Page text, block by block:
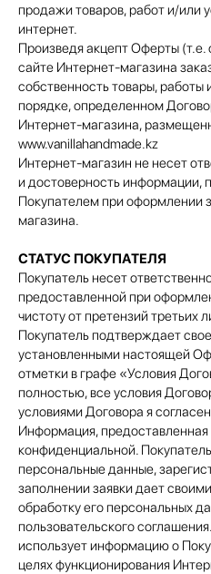
продажи товаров, работ и/или
интернет.
Произведя акцепт Оферты
сайте Интернет-магазина
собственность товары, работы
порядке, определенном
Интернет-магазина,
www.vanillahandmade.kz
Интернет-магазин не несет
и достоверность информации,
Покупателем при оформлении
магазина.
СТАТУС ПОКУПАТЕЛЯ
Покупатель несет
предоставленной при
чистоту от претензий третьих
Покупатель подтверждает
установленными настоящей
отметки в графе «Условия
полностью, все условия
условиями Договора я
Информация, предоставленная
конфиденциальной.
персональные данные,
заполнении заявки дает
обработку его персональных
пользовательского
использует информацию о
целях функционирования